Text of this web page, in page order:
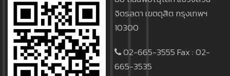
จิตรลดา เขตดุสิต กรุงเทพฯ
10300
02-665-3555 Fax : 02-
665-3535